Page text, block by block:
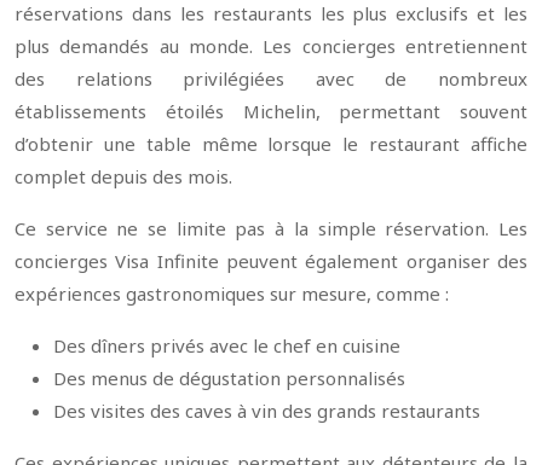
réservations dans les restaurants les plus exclusifs et les
plus demandés au monde. Les concierges entretiennent
des relations privilégiées avec de nombreux
établissements étoilés Michelin, permettant souvent
d’obtenir une table même lorsque le restaurant affiche
complet depuis des mois.
Ce service ne se limite pas à la simple réservation. Les
concierges Visa Infinite peuvent également organiser des
expériences gastronomiques sur mesure, comme :
Des dîners privés avec le chef en cuisine
Des menus de dégustation personnalisés
Des visites des caves à vin des grands restaurants